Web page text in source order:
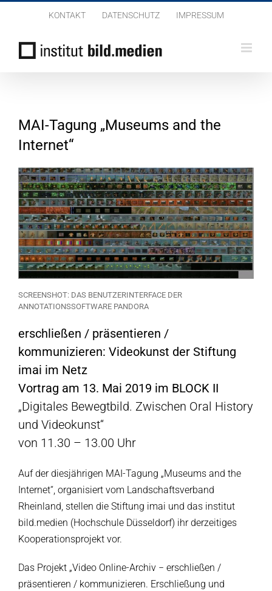
springen
KONTAKT DATENSCHUTZ IMPRESSUM
MAI-Tagung „Museums and the
Internet“
SCREENSHOT: DAS BENUTZERINTERFACE DER
ANNOTATIONSSOFTWARE PANDORA
erschließen / präsentieren /
kommunizieren: Videokunst der Stiftung
imai im Netz
Vortrag am 13. Mai 2019 im BLOCK II
„Digitales Bewegtbild. Zwischen Oral History
und Videokunst“
von 11.30 – 13.00 Uhr
Auf der diesjährigen MAI-Tagung „Museums and the
Internet“, organisiert vom Landschaftsverband
Rheinland, stellen die Stiftung imai und das institut
bild.medien (Hochschule Düsseldorf) ihr derzeitiges
Kooperationsprojekt vor.
Das Projekt „Video Online-Archiv − erschließen /
präsentieren / kommunizieren. Erschließung und